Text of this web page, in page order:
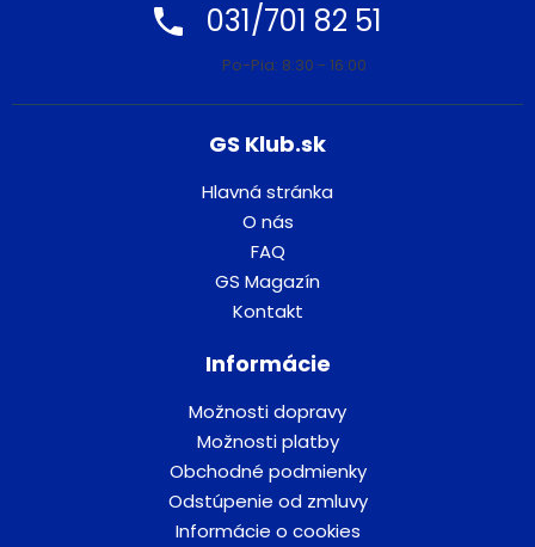
031/701 82 51
Po-Pia: 8:30 - 16:00
GS Klub.sk
Hlavná stránka
O nás
FAQ
GS Magazín
Kontakt
Informácie
Možnosti dopravy
Možnosti platby
Obchodné podmienky
Odstúpenie od zmluvy
Informácie o cookies